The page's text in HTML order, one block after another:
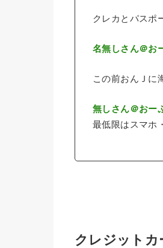
クレカとパスポ
名無しさん＠お
この前おんＪに
無しさん＠おー
最低限はスマホ
クレジットカ